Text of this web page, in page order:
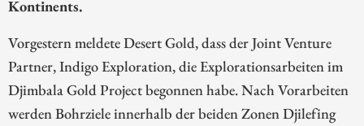
Kontinents.
Vorgestern meldete Desert Gold, dass der Joint Venture
Partner, Indigo Exploration, die Explorationsarbeiten im
Djimbala Gold Project begonnen habe. Nach Vorarbeiten
werden Bohrziele innerhalb der beiden Zonen Djilefing